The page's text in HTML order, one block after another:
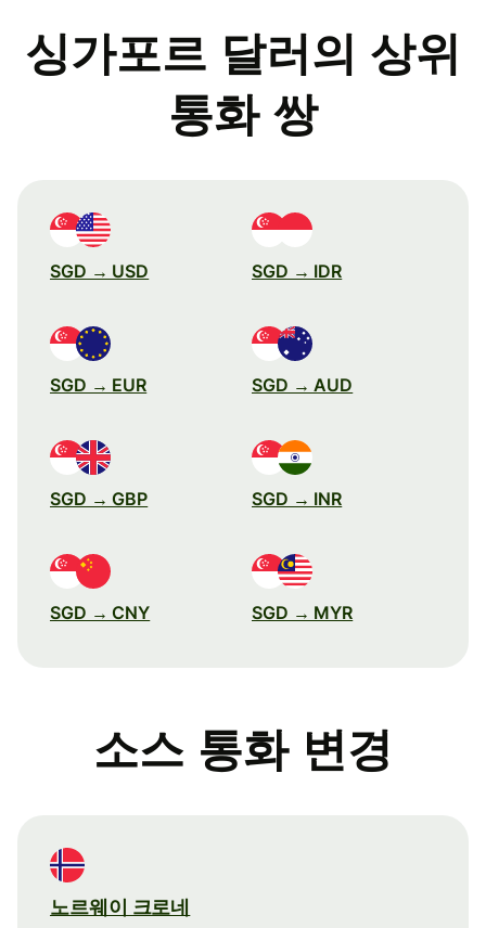
싱가포르 달러의 상위
통화 쌍
SGD → USD SGD → IDR
SGD → EUR SGD → AUD
SGD → GBP SGD → INR
SGD → CNY SGD → MYR
소스 통화 변경
노르웨이 크로네